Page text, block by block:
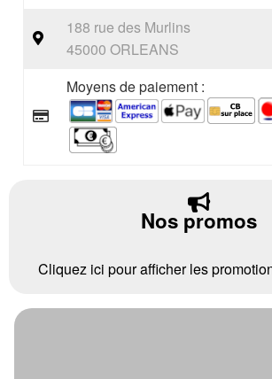
188 rue des Murlins
45000 ORLEANS
Moyens de paiement :
Nos promos
Cliquez ici pour afficher les